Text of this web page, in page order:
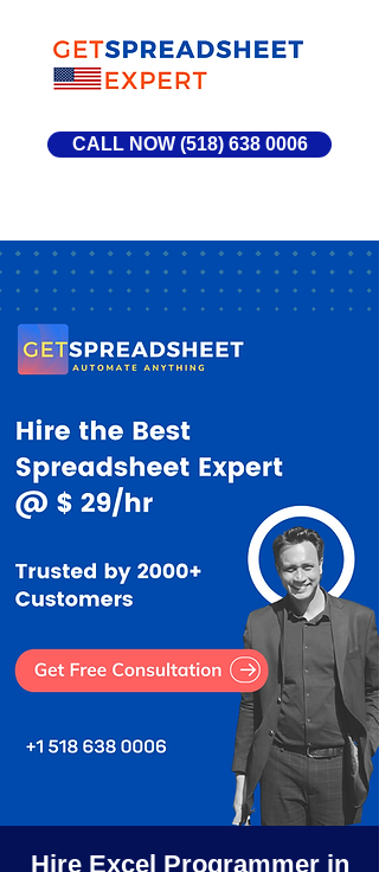
CALL NOW (518) 638 0006
Hire Excel Programmer in